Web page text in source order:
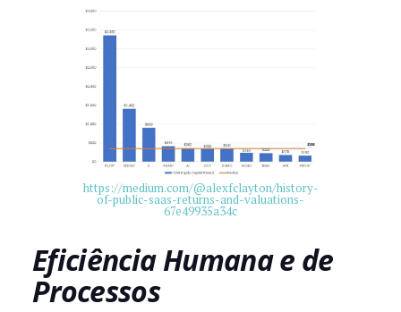
https://medium.com/@alexfclayton/history-
of-public-saas-returns-and-valuations-
67e49935a34c
Eficiência Humana e de
Processos